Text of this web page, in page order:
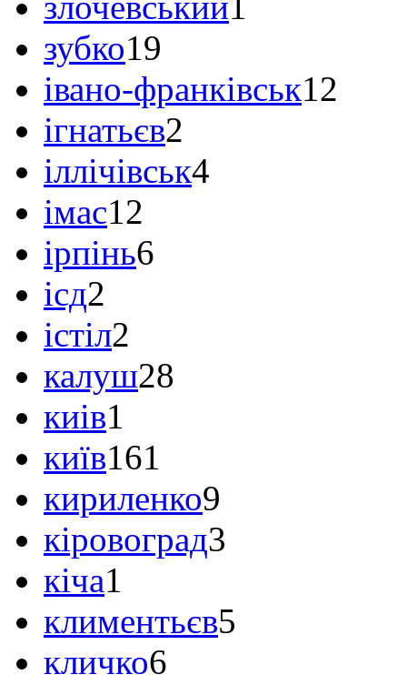
зубко19
івано-франківськ12
ігнатьєв2
іллічівськ4
імас12
ірпінь6
ісд2
істіл2
калуш28
киів1
київ161
кириленко9
кіровоград3
кіча1
климентьєв5
кличко6